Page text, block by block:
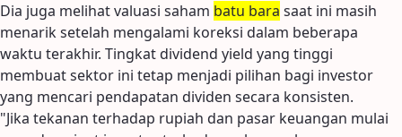
Dia juga melihat valuasi saham batu bara saat ini masih
menarik setelah mengalami koreksi dalam beberapa
waktu terakhir. Tingkat dividend yield yang tinggi
membuat sektor ini tetap menjadi pilihan bagi investor
yang mencari pendapatan dividen secara konsisten.
"Jika tekanan terhadap rupiah dan pasar keuangan mulai